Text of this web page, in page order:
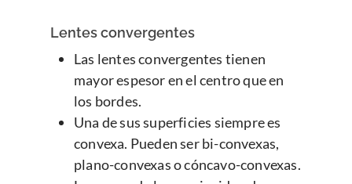
Lentes convergentes
Las lentes convergentes tienen
mayor espesor en el centro que en
los bordes.
Una de sus superficies siempre es
convexa. Pueden ser bi-convexas,
plano-convexas o cóncavo-convexas.